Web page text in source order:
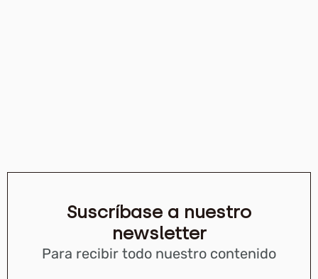
Suscríbase a nuestro
newsletter
Para recibir todo nuestro contenido